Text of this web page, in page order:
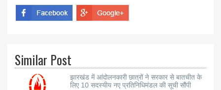
Similar Post
झारखंड में आंदोलनकारी छात्रों ने सरकार से बातचीत के
लिए 10 सदस्यीय नए प्रतिनिधिमंडल की सूची सौंपी